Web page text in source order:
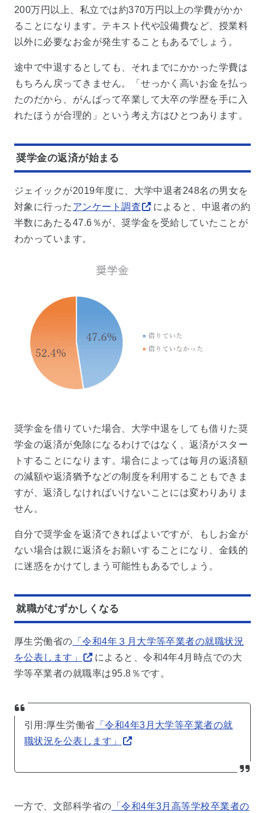
200万円以上、私立では約370万円以上の学費がかか
ることになります。テキスト代や設備費など、授業料
以外に必要なお金が発生することもあるでしょう。
途中で中退するとしても、それまでにかかった学費は
もちろん戻ってきません。「せっかく高いお金を払っ
たのだから、がんばって卒業して大卒の学歴を手に入
れたほうが合理的」という考え方はひとつあります。
奨学金の返済が始まる
ジェイックが2019年度に、大学中退者248名の男女を
対象に行った アンケート調査
によると、中退者の約
半数にあたる47.6％が、奨学金を受給していたことが
わかっています。
奨学金を借りていた場合、大学中退をしても借りた奨
学金の返済が免除になるわけではなく、返済がスター
トすることになります。場合によっては毎月の返済額
の減額や返済猶予などの制度を利用することもできま
すが、返済しなければいけないことには変わりありま
せん。
自分で奨学金を返済できればよいですが、もしお金が
ない場合は親に返済をお願いすることになり、金銭的
に迷惑をかけてしまう可能性もあるでしょう。
就職がむずかしくなる
厚生労働省の 「令和4年３月大学等卒業者の就職状況
を公表します」
によると、令和4年4月時点での大
学等卒業者の就職率は95.8％です。
引用:厚生労働省 「令和4年3月大学等卒業者の就
職状況を公表します」
一方で、文部科学省の 「令和4年3月高等学校卒業者の